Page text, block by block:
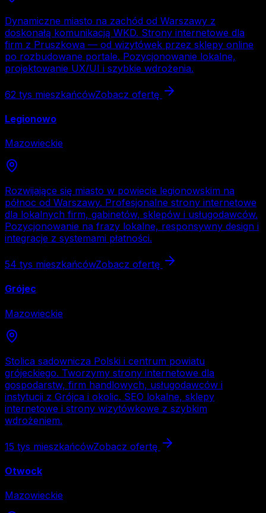
Dynamiczne miasto na zachód od Warszawy z
doskonałą komunikacją WKD. Strony internetowe dla
firm z Pruszkowa — od wizytówek przez sklepy online
po rozbudowane portale. Pozycjonowanie lokalne,
projektowanie UX/UI i szybkie wdrożenia.
62 tys mieszkańcówZobacz ofertę
Legionowo
Mazowieckie
Rozwijające się miasto w powiecie legionowskim na
północ od Warszawy. Profesjonalne strony internetowe
dla lokalnych firm, gabinetów, sklepów i usługodawców.
Pozycjonowanie na frazy lokalne, responsywny design i
integracje z systemami płatności.
54 tys mieszkańcówZobacz ofertę
Grójec
Mazowieckie
Stolica sadownicza Polski i centrum powiatu
grójeckiego. Tworzymy strony internetowe dla
gospodarstw, firm handlowych, usługodawców i
instytucji z Grójca i okolic. SEO lokalne, sklepy
internetowe i strony wizytówkowe z szybkim
wdrożeniem.
15 tys mieszkańcówZobacz ofertę
Otwock
Mazowieckie